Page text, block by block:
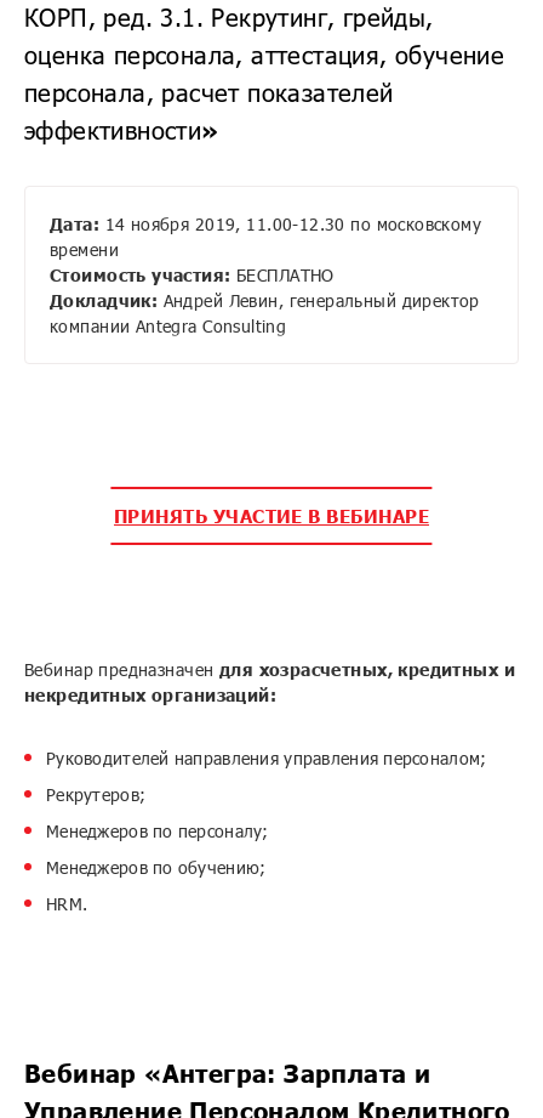
КОРП, ред. 3.1. Рекрутинг, грейды,
оценка персонала, аттестация, обучение
персонала, расчет показателей
эффективности»
Дата: 14 ноября 2019, 11.00-12.30 по московскому
времени
Стоимость участия: БЕСПЛАТНО
Докладчик: Андрей Левин, генеральный директор
компании Antegra Consulting
ПРИНЯТЬ УЧАСТИЕ В ВЕБИНАРЕ
Вебинар предназначен для хозрасчетных, кредитных и
некредитных организаций:
Руководителей направления управления персоналом;
Рекрутеров;
Менеджеров по персоналу;
Менеджеров по обучению;
HRM.
Вебинар «Антегра: Зарплата и
Управление Персоналом Кредитного